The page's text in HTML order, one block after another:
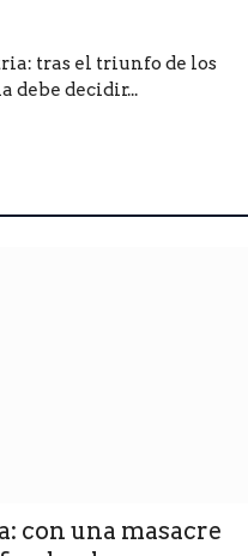
tras el triunfo de los
debe decidir...
con una masacre